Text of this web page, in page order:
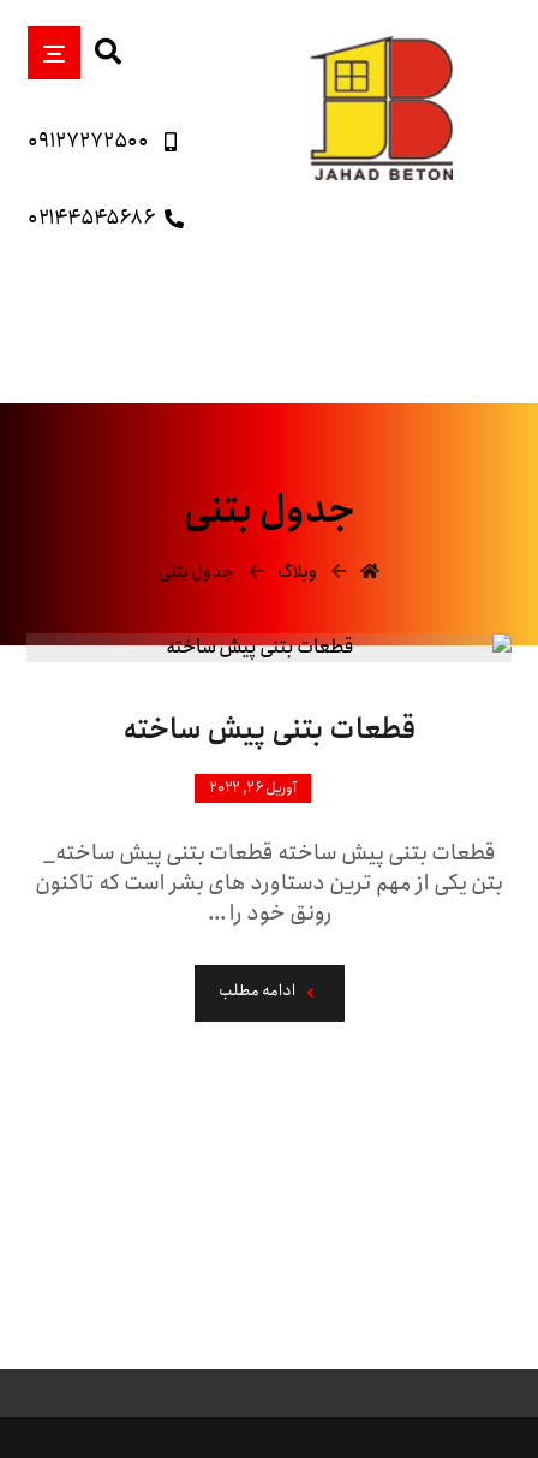
۰۹۱۲۷۲۷۲۵۰۰
۰۲۱۴۴۵۴۵۶۸۶
جدول بتنی
وبلاگ جدول بتنی
قطعات بتنی پیش ساخته
آوریل ۲۶, ۲۰۲۲
قطعات بتنی پیش ساخته قطعات بتنی پیش ساخته_
بتن یکی از مهم ترین دستاورد های بشر است که تاکنون
رونق خود را ...
ادامه مطلب